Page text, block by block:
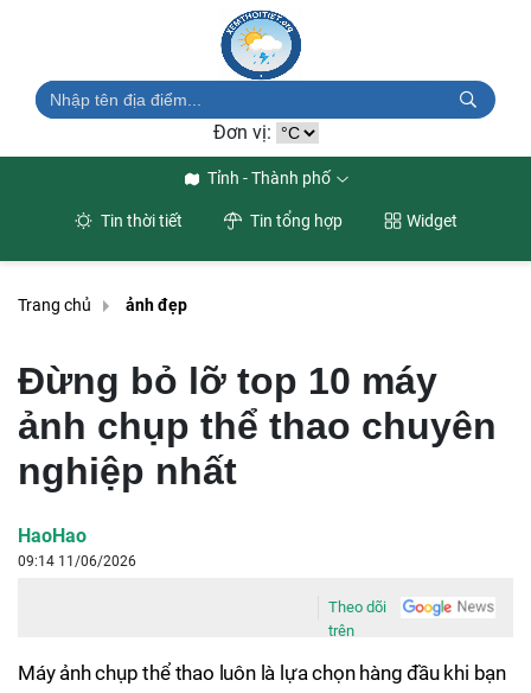
Đơn vị:
Tỉnh - Thành phố
Tin thời tiết Tin tổng hợp Widget
Trang chủ ảnh đẹp
Đừng bỏ lỡ top 10 máy
ảnh chụp thể thao chuyên
nghiệp nhất
HaoHao
09:14 11/06/2026
Theo dõi
trên
Máy ảnh chụp thể thao luôn là lựa chọn hàng đầu khi bạn